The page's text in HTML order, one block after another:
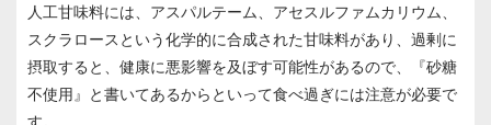
人工甘味料には、アスパルテーム、アセスルファムカリウム、
スクラロースという化学的に合成された甘味料があり、過剰に
摂取すると、健康に悪影響を及ぼす可能性があるので、『砂糖
不使用』と書いてあるからといって食べ過ぎには注意が必要で